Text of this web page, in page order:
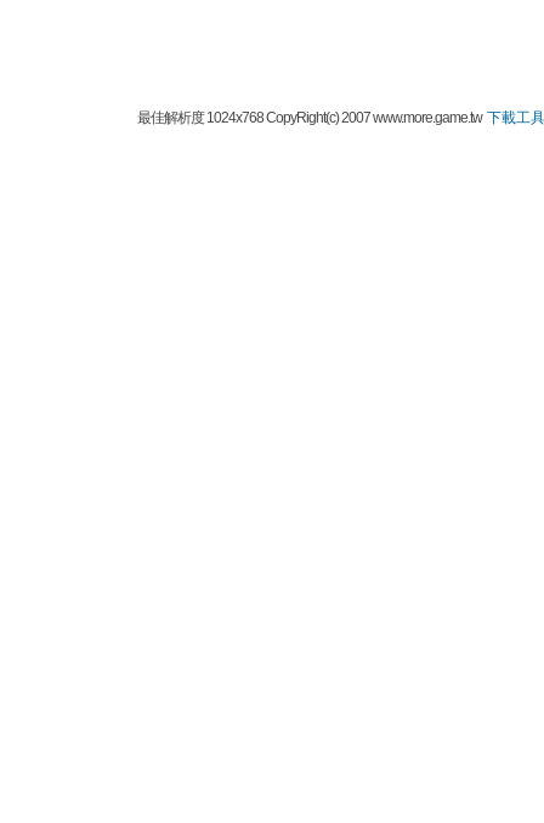
最佳解析度 1024x768 CopyRight(c) 2007 www.more.game.tw下載工